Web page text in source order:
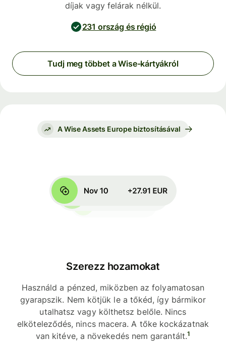
díjak vagy felárak nélkül.
231 ország és régió
Tudj meg többet a Wise-kártyákról
A Wise Assets Europe biztosításával
Szerezz hozamokat
Használd a pénzed, miközben az folyamatosan
gyarapszik. Nem kötjük le a tőkéd, így bármikor
utalhatsz vagy költhetsz belőle. Nincs
elköteleződés, nincs macera. A tőke kockázatnak
van kitéve, a növekedés nem garantált.1